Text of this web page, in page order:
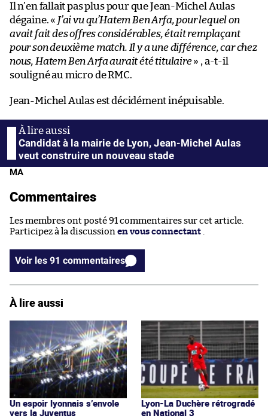
Il n’en fallait pas plus pour que Jean-Michel Aulas
dégaine. « J’ai vu qu’Hatem Ben Arfa, pour lequel on
avait fait des offres considérables, était remplaçant
pour son deuxième match. Il y a une différence, car chez
nous, Hatem Ben Arfa aurait été titulaire» , a-t-il
souligné au micro de RMC.
Jean-Michel Aulas est décidément inépuisable.
Candidat à la mairie de Lyon, Jean-Michel Aulas
veut construire un nouveau stade
MA
Commentaires
Les membres ont posté 91 commentaires sur cet article.
Participez à la discussion en vous connectant
Voir les 91 commentaires
À lire aussi
Un espoir lyonnais s’envole
vers la Juventus
Lyon-La Duchère rétrogradé
en National 3